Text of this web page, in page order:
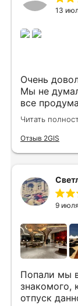
13
Очень
Мы не
все
в котором
в шаговой
Читать
Отзыв 2GIS
9
Попали мы
знакомого,
отпуск